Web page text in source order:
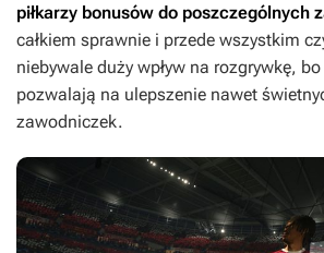
piłkarzy bonusów do poszczególnych
całkiem sprawnie i przede wszystkim
niebywale duży wpływ na rozgrywkę,
pozwalają na ulepszenie nawet
zawodniczek.